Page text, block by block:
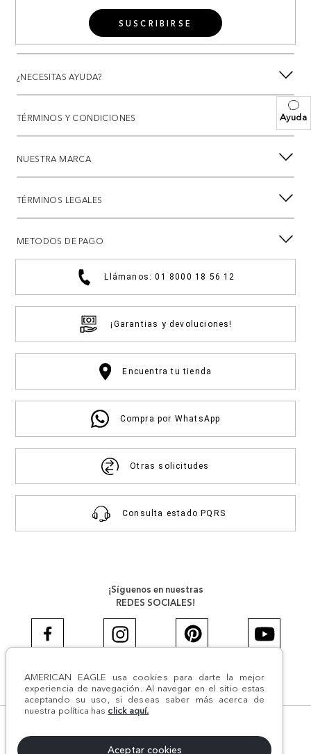
Ayuda
AMERICAN EAGLE usa cookies para darte la mejor
experiencia de navegación. Al navegar en el sitio estas
aceptando su uso, si deseas saber más acerca de
nuestra política has click aquí.
Aceptar cookies
SUSCRIBIRSE
¿NECESITAS AYUDA?
TÉRMINOS Y CONDICIONES
NUESTRA MARCA
TÉRMINOS LEGALES
METODOS DE PAGO
Llámanos: 01 8000 18 56 12
¡Garantias y devoluciones!
Encuentra tu tienda
Compra por WhatsApp
Otras solicitudes
Consulta estado PQRS
¡Síguenos en nuestras
REDES SOCIALES!
#AEJEANS #AerieREALCOL
NIT:800.069.933-6 | CII 14 #52A - 370 | Medellín, Colombia